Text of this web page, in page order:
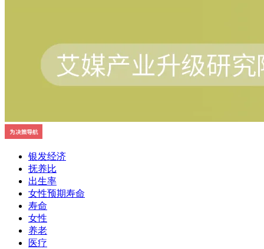
银发经济
抚养比
出生率
女性预期寿命
寿命
女性
养老
医疗